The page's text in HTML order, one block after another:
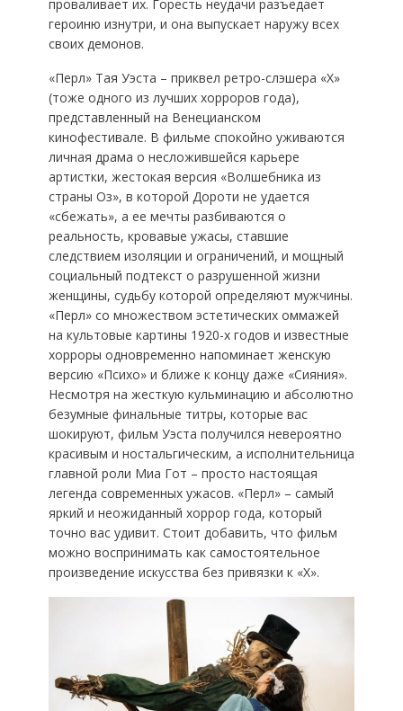
проваливает их. Горесть неудачи разъедает
героиню изнутри, и она выпускает наружу всех
своих демонов.
«Перл» Тая Уэста – приквел ретро-слэшера «Х»
(тоже одного из лучших хорроров года),
представленный на Венецианском
кинофестивале. В фильме спокойно уживаются
личная драма о несложившейся карьере
артистки, жестокая версия «Волшебника из
страны Оз», в которой Дороти не удается
«сбежать», а ее мечты разбиваются о
реальность, кровавые ужасы, ставшие
следствием изоляции и ограничений, и мощный
социальный подтекст о разрушенной жизни
женщины, судьбу которой определяют мужчины.
«Перл» со множеством эстетических оммажей
на культовые картины 1920-х годов и известные
хорроры одновременно напоминает женскую
версию «Психо» и ближе к концу даже «Сияния».
Несмотря на жесткую кульминацию и абсолютно
безумные финальные титры, которые вас
шокируют, фильм Уэста получился невероятно
красивым и ностальгическим, а исполнительница
главной роли Миа Гот – просто настоящая
легенда современных ужасов. «Перл» – самый
яркий и неожиданный хоррор года, который
точно вас удивит. Стоит добавить, что фильм
можно воспринимать как самостоятельное
произведение искусства без привязки к «Х».